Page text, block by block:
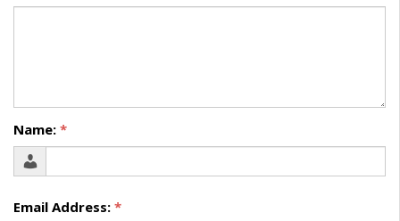
Name: *
Email Address: *